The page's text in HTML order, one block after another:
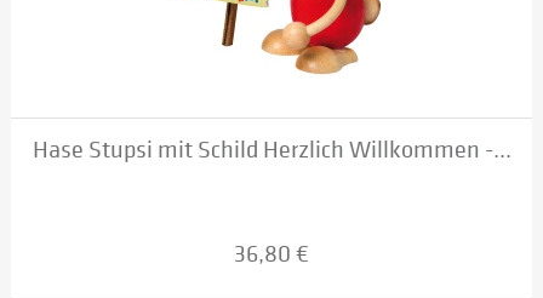
Hase Stupsi mit Schild Herzlich Willkommen -...
36,80 €